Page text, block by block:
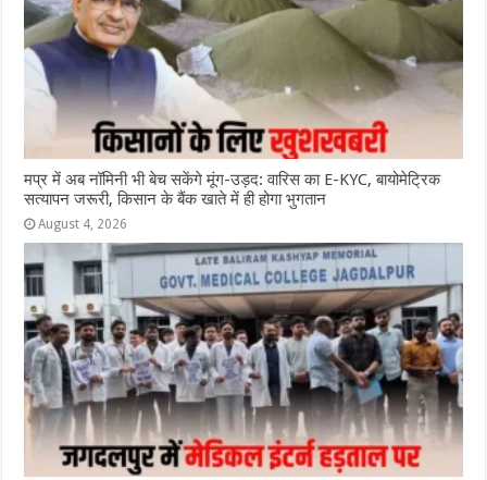
मप्र में अब नॉमिनी भी बेच सकेंगे मूंग-उड़द: वारिस का E-KYC, बायोमेट्रिक
सत्यापन जरूरी, किसान के बैंक खाते में ही होगा भुगतान
August 4, 2026